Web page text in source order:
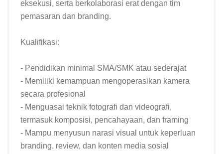
eksekusi, serta berkolaborasi erat dengan tim
pemasaran dan branding.
Kualifikasi:
- Pendidikan minimal SMA/SMK atau sederajat
- Memiliki kemampuan mengoperasikan kamera
secara profesional
- Menguasai teknik fotografi dan videografi,
termasuk komposisi, pencahayaan, dan framing
- Mampu menyusun narasi visual untuk keperluan
branding, review, dan konten media sosial